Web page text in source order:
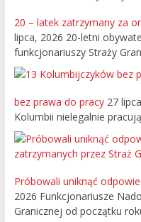
20 – latek zatrzymany za
lipca, 2026 20-letni
funkcjonariuszy Straży
bez prawa do pracy27
Kolumbii nielegalnie
Próbowali uniknąć
2026 Funkcjonariusze
Granicznej od początku